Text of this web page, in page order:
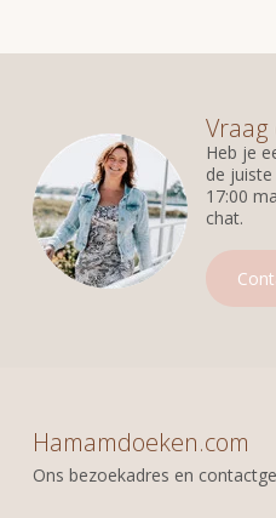
Heb je
de
17:00
chat.
Hamamdoeken.com
Ons bezoekadres en